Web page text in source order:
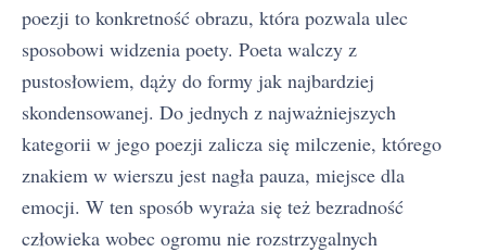
poezji to konkretność obrazu, która pozwala ulec
sposobowi widzenia poety. Poeta walczy z
pustosłowiem, dąży do formy jak najbardziej
skondensowanej. Do jednych z najważniejszych
kategorii w jego poezji zalicza się milczenie, którego
znakiem w wierszu jest nagła pauza, miejsce dla
emocji. W ten sposób wyraża się też bezradność
człowieka wobec ogromu nie rozstrzygalnych